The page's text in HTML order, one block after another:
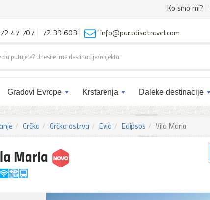
Ko smo mi?
Gradovi Evrope Krstarenja Daleke destinacije
72 47 707 72 39 603 info@paradisotravel.com
Grčka Grčka ostrva Evia Edipsos Vila Maria
Maria